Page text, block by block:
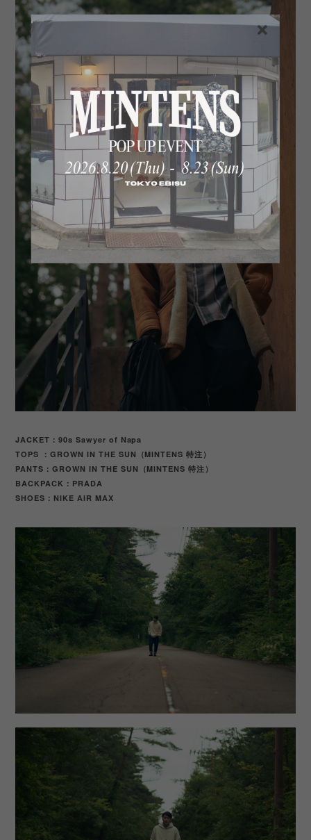
JACKET：90s Sawyer of Napa
TOPS ：GROWN IN THE SUN（MINTENS 特注）
PANTS：GROWN IN THE SUN（MINTENS 特注）
BACKPACK：PRADA
SHOES：NIKE AIR MAX